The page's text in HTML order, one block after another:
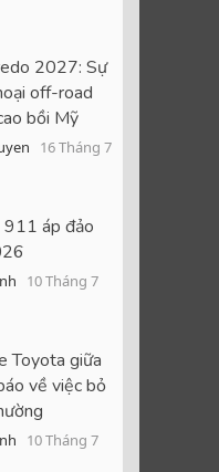
2027: Sự
off-road
bồi Mỹ
16 Tháng 7
911 áp đảo
10 Tháng 7
Toyota giữa
về việc bỏ
10 Tháng 7